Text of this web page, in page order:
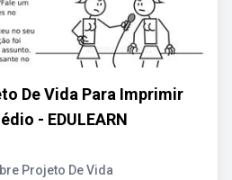
De Vida Para Imprimir
- EDULEARN
Projeto De Vida